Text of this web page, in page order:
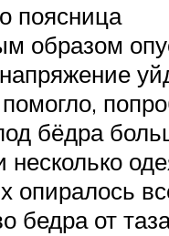
поясница
образом
бёдра
несколько
опиралось
бедра от